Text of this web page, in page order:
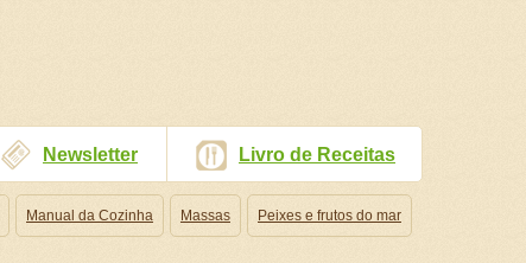
Newsletter Livro de Receitas
Manual da Cozinha Massas Peixes e frutos do mar